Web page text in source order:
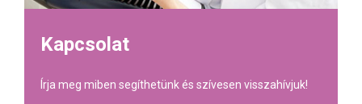
Kapcsolat
Írja meg miben segíthetünk és szívesen visszahívjuk!